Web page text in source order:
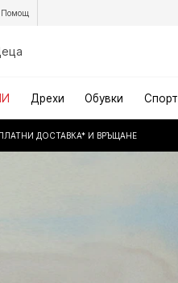
Помощ
Дрехи Обувки Спорт
ДОСТАВКА* И ВРЪЩАНЕ